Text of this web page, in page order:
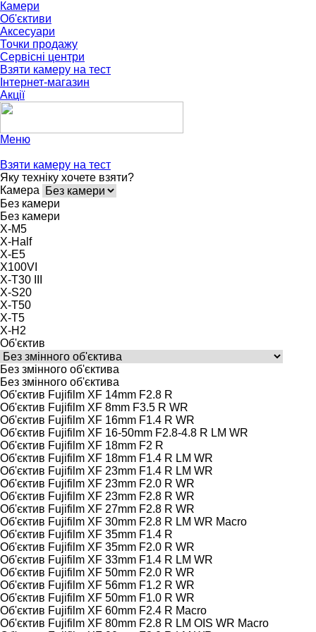
Камери
Об'єктиви
Аксесуари
Точки продажу
Сервісні центри
Взяти камеру на тест
Інтернет-магазин
Акції
Меню
Взяти камеру на тест
Яку техніку хочете взяти?
Камера
Без камери
Без камери
X-M5
X-Half
X-E5
X100VI
X-T30 III
X-S20
X-T50
X-T5
X-H2
Об'єктив
Без змінного об'єктива
Без змінного об'єктива
Об'єктив Fujifilm XF 14mm F2.8 R
Об'єктив Fujifilm XF 8mm F3.5 R WR
Об'єктив Fujifilm XF 16mm F1.4 R WR
Об'єктив Fujifilm XF 16-50mm F2.8-4.8 R LM WR
Об'єктив Fujifilm XF 18mm F2 R
Об'єктив Fujifilm XF 18mm F1.4 R LM WR
Об'єктив Fujifilm XF 23mm F1.4 R LM WR
Об'єктив Fujifilm XF 23mm F2.0 R WR
Об'єктив Fujifilm XF 23mm F2.8 R WR
Об'єктив Fujifilm XF 27mm F2.8 R WR
Об'єктив Fujifilm XF 30mm F2.8 R LM WR Macro
Об'єктив Fujifilm XF 35mm F1.4 R
Об'єктив Fujifilm XF 35mm F2.0 R WR
Об'єктив Fujifilm XF 33mm F1.4 R LM WR
Об'єктив Fujifilm XF 50mm F2.0 R WR
Об'єктив Fujifilm XF 56mm F1.2 R WR
Об'єктив Fujifilm XF 50mm F1.0 R WR
Об'єктив Fujifilm XF 60mm F2.4 R Macro
Об'єктив Fujifilm XF 80mm F2.8 R LM OIS WR Macro